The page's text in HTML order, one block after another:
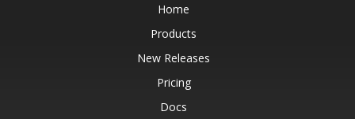
Home
Products
New Releases
Pricing
Docs